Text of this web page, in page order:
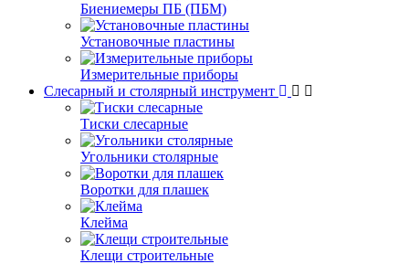
Биениемеры ПБ (ПБМ)
Установочные пластины
Измерительные приборы
Слесарный и столярный инструмент
Тиски слесарные
Угольники столярные
Воротки для плашек
Клейма
Клещи строительные